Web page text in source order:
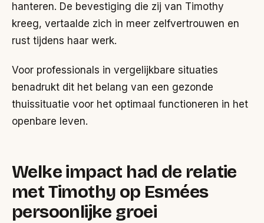
hanteren. De bevestiging die zij van Timothy
kreeg, vertaalde zich in meer zelfvertrouwen en
rust tijdens haar werk.
Voor professionals in vergelijkbare situaties
benadrukt dit het belang van een gezonde
thuissituatie voor het optimaal functioneren in het
openbare leven.
Welke impact had de relatie
met Timothy op Esmées
persoonlijke groei